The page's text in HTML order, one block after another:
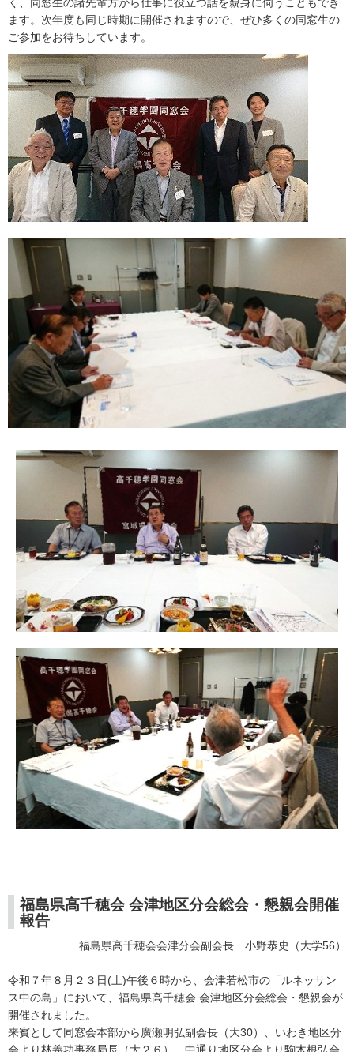
く、同窓生の諸先輩方から仕事に役立つ話を親身に伺うこともでき
ます。次年度も同じ時期に開催されますので、ぜひ多くの同窓生の
ご参加をお待ちしています。
福島県高千穂会 会津地区分会総会・懇親会開催
報告
福島県高千穂会会津分会副会長 小野恭史（大学56）
令和７年８月２３日(土)午後６時から、会津若松市の「ルネッサン
ス中の島」において、福島県高千穂会 会津地区分会総会・懇親会が
開催されました。
来賓として同窓会本部から廣瀬明弘副会長（大30）、いわき地区分
会より林義功事務局長（大２６）、中通り地区分会より駒木根弘会